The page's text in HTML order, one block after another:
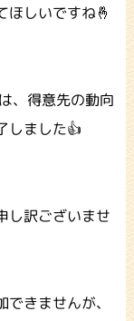
ほしいですね🤞
、得意先の動向
しました👍
し訳ございませ
きませんが、